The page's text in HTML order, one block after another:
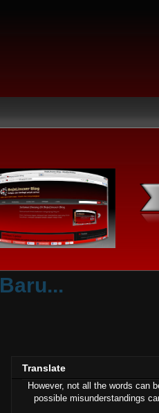
Translate
However, not all the words can
possible misunderstandings